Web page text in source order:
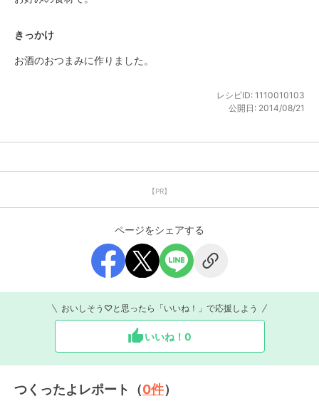
きっかけ
お酒のおつまみに作りました。
レシピID: 1110010103
公開日: 2014/08/21
【PR】
ページをシェアする
おいしそう♡と思ったら「いいね！」で応援しよう
いいね！ 0
つくったよレポート（0件）